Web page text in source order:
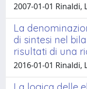
2007-01-01 Rinaldi,
La
di sintesi nel
risultati di una
2016-01-01 Rinaldi,